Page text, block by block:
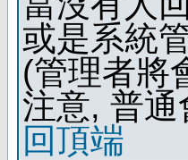
或是系統
(管理者將
注意, 普
回頂端